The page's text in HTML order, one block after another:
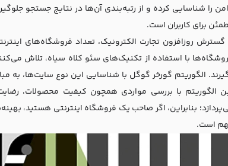
را شناسایی کرده و از رتبه‌بندی آن‌ها در نتایج جستجو
برای کاربران است.
گسترش روزافزون تجارت الکترونیک، تعداد فروشگاه‌های
با استفاده از تکنیک‌های سئو کلاه سیاه، تلاش
الگوریتم گورخر گوگل با شناسایی این نوع سایت‌ها، به
الگوریتم با بررسی مواردی همچون کیفیت محصولات،
بنابراین، اگر صاحب یک فروشگاه اینترنتی هستید،
است.